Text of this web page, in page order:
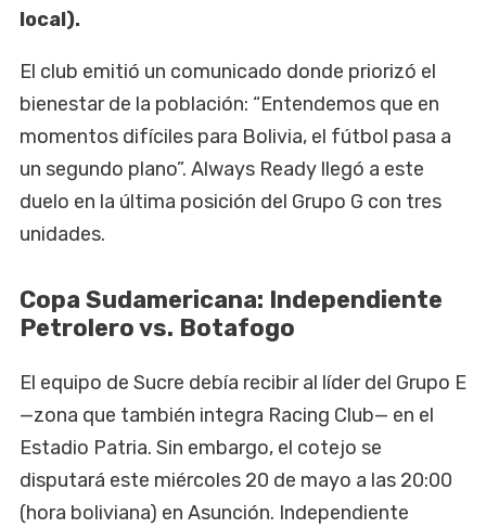
local).
El club emitió un comunicado donde priorizó el
bienestar de la población: “Entendemos que en
momentos difíciles para Bolivia, el fútbol pasa a
un segundo plano”. Always Ready llegó a este
duelo en la última posición del Grupo G con tres
unidades.
Copa Sudamericana: Independiente
Petrolero vs. Botafogo
El equipo de Sucre debía recibir al líder del Grupo E
—zona que también integra Racing Club— en el
Estadio Patria. Sin embargo, el cotejo se
disputará este miércoles 20 de mayo a las 20:00
(hora boliviana) en Asunción. Independiente